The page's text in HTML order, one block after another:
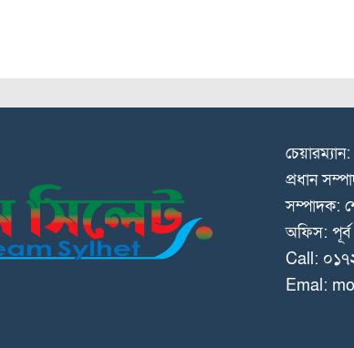
প্রধান
সম্পাদক:
অফিস: পূর্ব
Call:
Emal: